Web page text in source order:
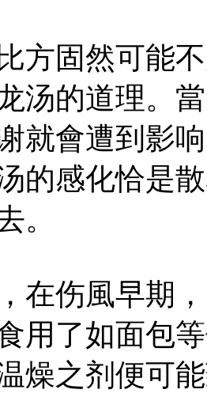
方固然可能
汤的道理。
就會遭到影
的感化恰是
。
在伤風早期
用了如面包
燥之剂便可